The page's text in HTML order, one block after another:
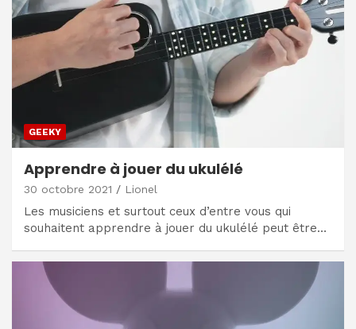
GEEKY
Apprendre à jouer du ukulélé
30 octobre 2021 Lionel
Les musiciens et surtout ceux d’entre vous qui
souhaitent apprendre à jouer du ukulélé peut être…